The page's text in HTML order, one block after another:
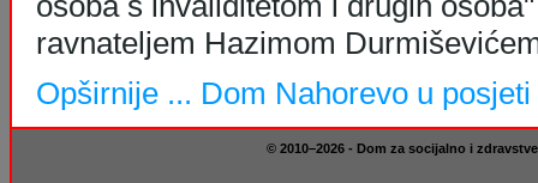
ravnateljem Hazimom
Opširnije ... Dom Nahorevo u posjeti
© 2010–2026 - Dom za socijalno i